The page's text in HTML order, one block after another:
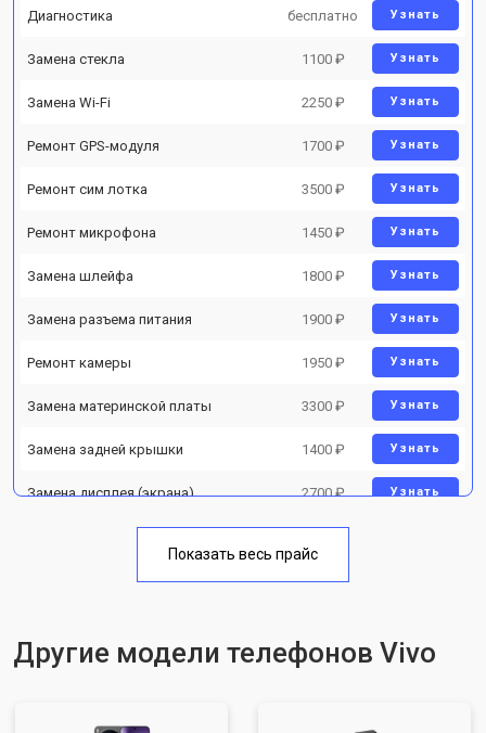
Диагностика бесплатно Узнать
Замена стекла 1100 ₽ Узнать
Замена Wi-Fi 2250 ₽ Узнать
Ремонт GPS-модуля 1700 ₽ Узнать
Ремонт сим лотка 3500 ₽ Узнать
Ремонт микрофона 1450 ₽ Узнать
Замена шлейфа 1800 ₽ Узнать
Замена разъема питания 1900 ₽ Узнать
Ремонт камеры 1950 ₽ Узнать
Замена материнской платы 3300 ₽ Узнать
Замена задней крышки 1400 ₽ Узнать
Замена дисплея (экрана) 2700 ₽ Узнать
Замена кнопки включения 1750 ₽
Ремонт динамика 1400 ₽ Узнать
Показать весь прайс
Другие модели телефонов Vivo